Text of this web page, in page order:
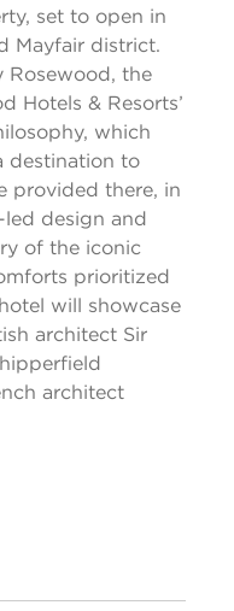
set to open in
Mayfair district.
Rosewood, the
Hotels & Resorts’
which
destination to
provided there, in
design and
of the iconic
prioritized
will showcase
architect Sir
architect